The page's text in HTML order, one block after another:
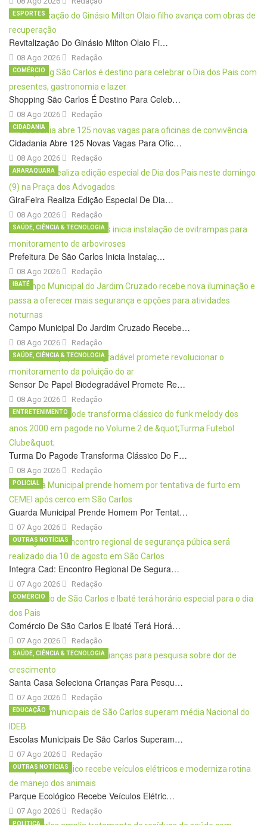
Revitalização Do Ginásio Milton Olaio Fi…
08 Ago 2026
ESPORTES
Redação
Shopping São Carlos É Destino Para Celeb…
08 Ago 2026
COMÉRCIO
Redação
Cidadania Abre 125 Novas Vagas Para Ofic…
08 Ago 2026
CIDADANIA
Redação
GiraFeira Realiza Edição Especial De Dia…
08 Ago 2026
ARARAQUARA
Redação
Prefeitura De São Carlos Inicia Instalaç…
08 Ago 2026
SAÚDE, CIÊNCIA & TECNOLOGIA
Redação
Campo Municipal Do Jardim Cruzado Recebe…
08 Ago 2026
IBATÉ
Redação
Sensor De Papel Biodegradável Promete Re…
08 Ago 2026
SAÚDE, CIÊNCIA & TECNOLOGIA
Redação
Turma Do Pagode Transforma Clássico Do F…
08 Ago 2026
ENTRETENIMENTO
Redação
Guarda Municipal Prende Homem Por Tentat…
07 Ago 2026
POLICIAL
Redação
Integra Cad: Encontro Regional De Segura…
07 Ago 2026
OUTRAS NOTÍCIAS
Redação
Comércio De São Carlos E Ibaté Terá Horá…
07 Ago 2026
COMÉRCIO
Redação
Santa Casa Seleciona Crianças Para Pesqu…
07 Ago 2026
SAÚDE, CIÊNCIA & TECNOLOGIA
Redação
Escolas Municipais De São Carlos Superam…
07 Ago 2026
EDUCAÇÃO
Redação
Parque Ecológico Recebe Veículos Elétric…
07 Ago 2026
OUTRAS NOTÍCIAS
Redação
POLÍTICA